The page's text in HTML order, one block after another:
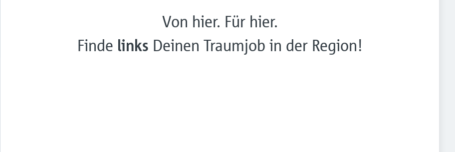
Von hier. Für hier.
Finde links Deinen Traumjob in der Region!